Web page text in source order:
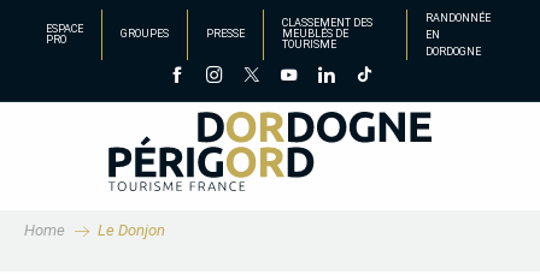
principal
ESPACE
PRO
GROUPES PRESSE
CLASSEMENT DES
MEUBLÉS DE
TOURISME
RANDONNÉE
EN
DORDOGNE
Home Le Donjon